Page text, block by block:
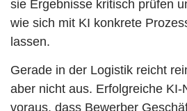
sie Ergebnisse kritisch prüfen
wie sich mit KI konkrete
lassen.
Gerade in der Logistik reicht
aber nicht aus. Erfolgreiche KI-
voraus, dass Bewerber